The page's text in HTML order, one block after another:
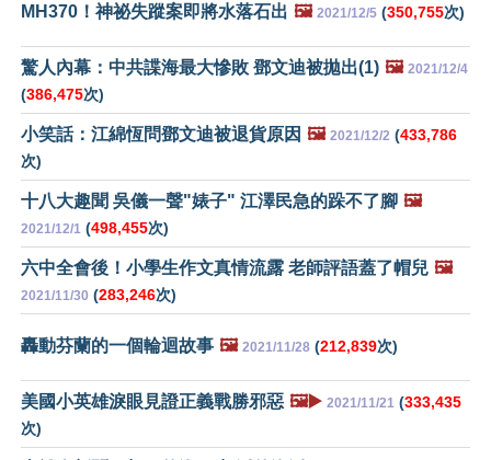
MH370！神祕失蹤案即將水落石出 🖼️ 2021/12/5 (350,755次)
驚人內幕：中共諜海最大慘敗 鄧文迪被拋出(1) 🖼️ 2021/12/4
(386,475次)
小笑話：江綿恆問鄧文迪被退貨原因 🖼️ 2021/12/2 (433,786
次)
十八大趣聞 吳儀一聲"婊子" 江澤民急的跺不了腳 🖼️
2021/12/1 (498,455次)
六中全會後！小學生作文真情流露 老師評語蓋了帽兒 🖼️
2021/11/30 (283,246次)
轟動芬蘭的一個輪迴故事 🖼️ 2021/11/28 (212,839次)
美國小英雄淚眼見證正義戰勝邪惡 🖼️▶️ 2021/11/21 (333,435
次)